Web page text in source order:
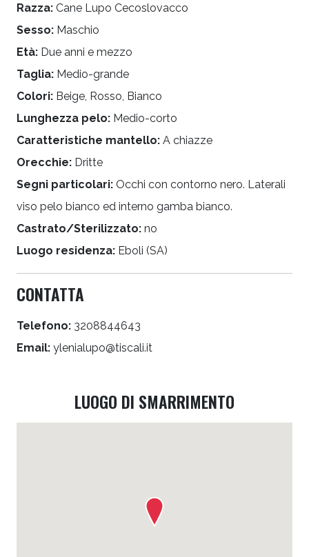
Razza: Cane Lupo Cecoslovacco
Sesso: Maschio
Età: Due anni e mezzo
Taglia: Medio-grande
Colori: Beige, Rosso, Bianco
Lunghezza pelo: Medio-corto
Caratteristiche mantello: A chiazze
Orecchie: Dritte
Segni particolari: Occhi con contorno nero. Laterali
viso pelo bianco ed interno gamba bianco.
Castrato/Sterilizzato: no
Luogo residenza: Eboli (SA)
CONTATTA
Telefono: 3208844643
Email: ylenialupo@tiscali.it
LUOGO DI SMARRIMENTO